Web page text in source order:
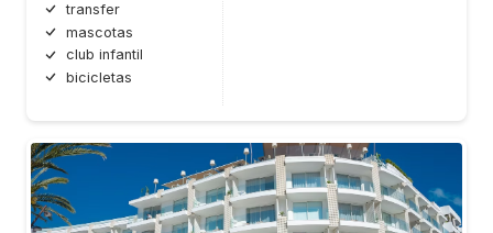
transfer
mascotas
club infantil
bicicletas